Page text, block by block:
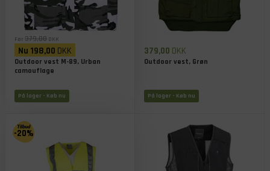
Før 379,00 DKK
Nu 198,00 DKK
Outdoor vest M-89, Urban
camouflage
På lager - Køb nu
379,00 DKK
Outdoor vest, Grøn
På lager - Køb nu
-20%